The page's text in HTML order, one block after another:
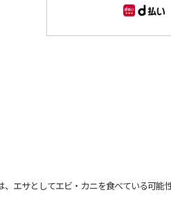
エサとしてエビ・カニを食べている可能性